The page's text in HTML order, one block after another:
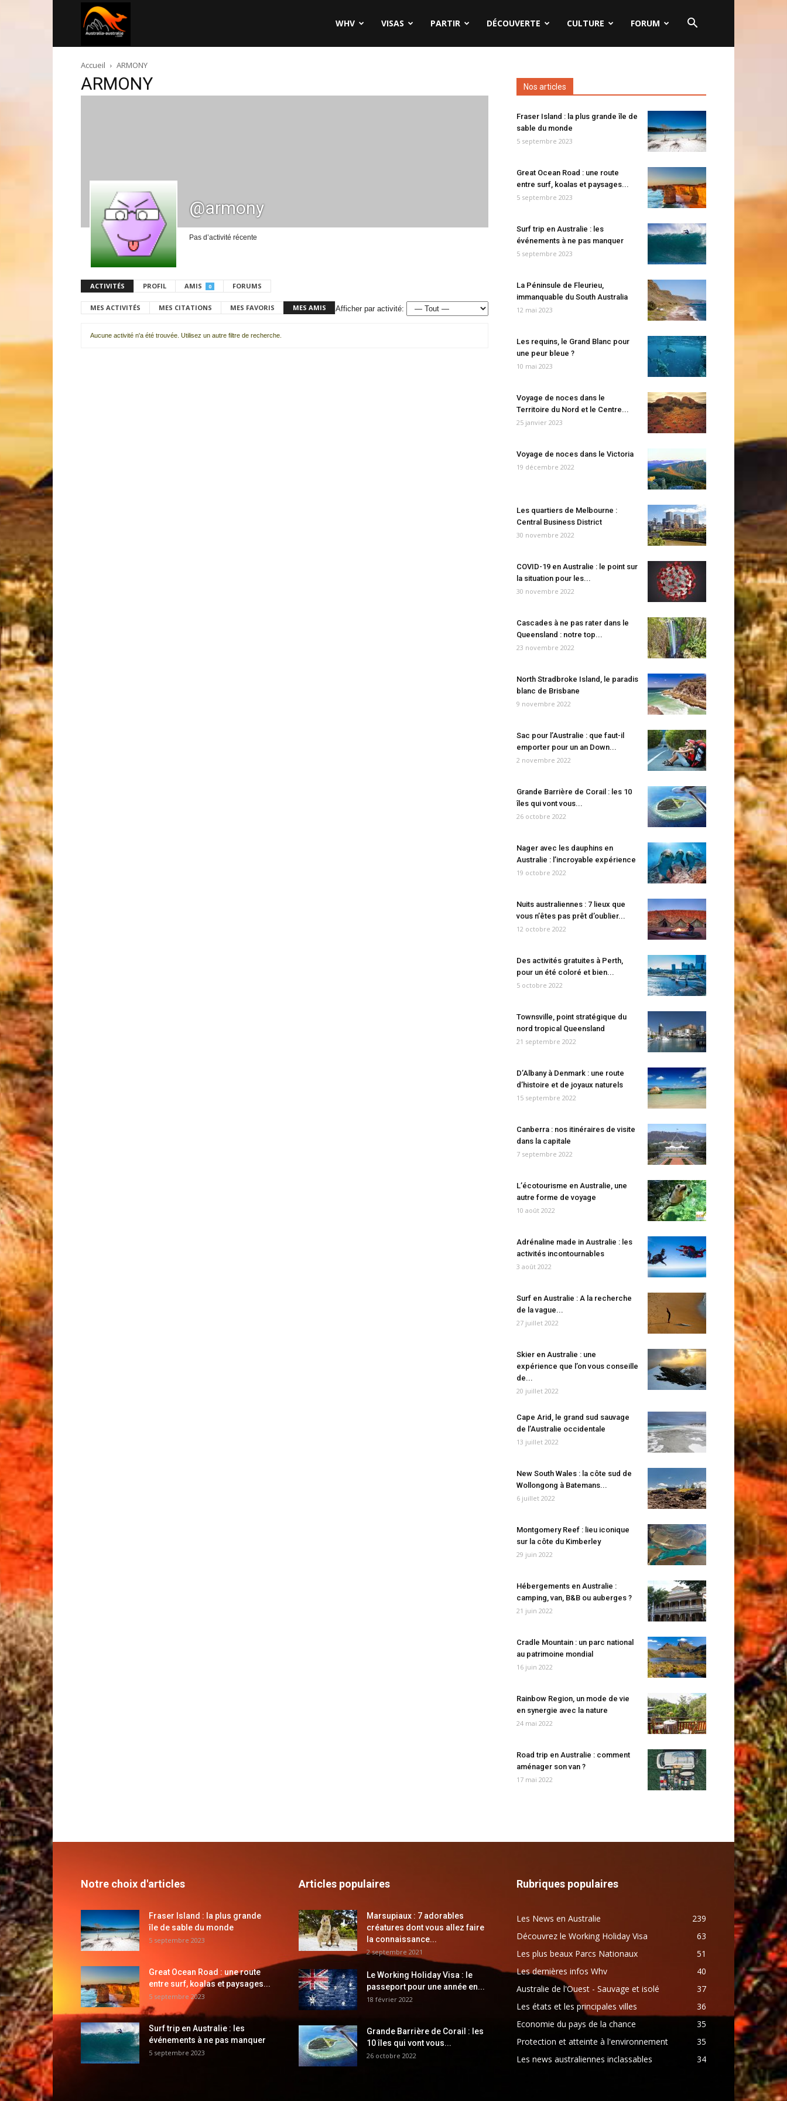
australie.com
WHV VISAS PARTIR DÉCOUVERTE CULTURE FORUM
Accueil ARMONY
ARMONY
@armony
Pas d’activité récente
ACTIVITÉS PROFIL AMIS 0 FORUMS
MES ACTIVITÉS MES CITATIONS MES FAVORIS MES AMIS Afficher par activité:
Aucune activité n'a été trouvée. Utilisez un autre filtre de recherche.
Nos articles
Fraser Island : la plus grande île de
sable du monde
5 septembre 2023
Great Ocean Road : une route
entre surf, koalas et paysages...
5 septembre 2023
Surf trip en Australie : les
événements à ne pas manquer
5 septembre 2023
La Péninsule de Fleurieu,
immanquable du South Australia
12 mai 2023
Les requins, le Grand Blanc pour
une peur bleue ?
10 mai 2023
Voyage de noces dans le
Territoire du Nord et le Centre...
25 janvier 2023
Voyage de noces dans le Victoria
19 décembre 2022
Les quartiers de Melbourne :
Central Business District
30 novembre 2022
COVID-19 en Australie : le point sur
la situation pour les...
30 novembre 2022
Cascades à ne pas rater dans le
Queensland : notre top...
23 novembre 2022
North Stradbroke Island, le paradis
blanc de Brisbane
9 novembre 2022
Sac pour l’Australie : que faut-il
emporter pour un an Down...
2 novembre 2022
Grande Barrière de Corail : les 10
îles qui vont vous...
26 octobre 2022
Nager avec les dauphins en
Australie : l’incroyable expérience
19 octobre 2022
Nuits australiennes : 7 lieux que
vous n’êtes pas prêt d’oublier...
12 octobre 2022
Des activités gratuites à Perth,
pour un été coloré et bien...
5 octobre 2022
Townsville, point stratégique du
nord tropical Queensland
21 septembre 2022
D’Albany à Denmark : une route
d’histoire et de joyaux naturels
15 septembre 2022
Canberra : nos itinéraires de visite
dans la capitale
7 septembre 2022
L’écotourisme en Australie, une
autre forme de voyage
10 août 2022
Adrénaline made in Australie : les
activités incontournables
3 août 2022
Surf en Australie : A la recherche
de la vague...
27 juillet 2022
Skier en Australie : une
expérience que l’on vous conseille
de...
20 juillet 2022
Cape Arid, le grand sud sauvage
de l’Australie occidentale
13 juillet 2022
New South Wales : la côte sud de
Wollongong à Batemans...
6 juillet 2022
Montgomery Reef : lieu iconique
sur la côte du Kimberley
29 juin 2022
Hébergements en Australie :
camping, van, B&B ou auberges ?
21 juin 2022
Cradle Mountain : un parc national
au patrimoine mondial
16 juin 2022
Rainbow Region, un mode de vie
en synergie avec la nature
24 mai 2022
Road trip en Australie : comment
aménager son van ?
17 mai 2022
Notre choix d'articles
Fraser Island : la plus grande
île de sable du monde
5 septembre 2023
Great Ocean Road : une route
entre surf, koalas et paysages...
5 septembre 2023
Surf trip en Australie : les
événements à ne pas manquer
5 septembre 2023
Articles populaires
Marsupiaux : 7 adorables
créatures dont vous allez faire
la connaissance...
2 septembre 2021
Le Working Holiday Visa : le
passeport pour une année en...
18 février 2022
Grande Barrière de Corail : les
10 îles qui vont vous...
26 octobre 2022
Rubriques populaires
Les News en Australie
239
Découvrez le Working Holiday Visa
63
Les plus beaux Parcs Nationaux
51
Les dernières infos Whv
40
Australie de l'Ouest - Sauvage et isolé
37
Les états et les principales villes
36
Economie du pays de la chance
35
Protection et atteinte à l'environnement
35
Les news australiennes inclassables
34